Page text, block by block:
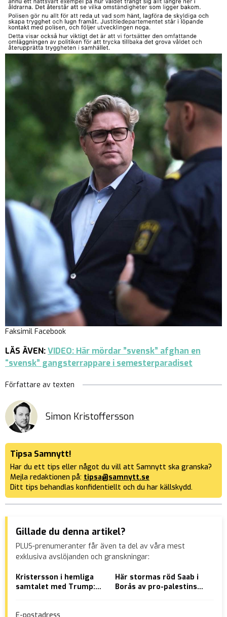
Faksimil Facebook
LÄS ÄVEN:VIDEO: Här mördar ”svensk” afghan en
“svensk” gangsterrappare i semesterparadiset
Författare av texten
Simon Kristoffersson
Tipsa Samnytt!
Har du ett tips eller något du vill att Samnytt ska granska?
Mejla redaktionen på: tipsa@samnytt.se
Ditt tips behandlas konfidentiellt och du har källskydd.
Gillade du denna artikel?
PLUS-prenumeranter får även ta del av våra mest
exklusiva avslöjanden och granskningar:
Kristersson i hemliga
samtalet med Trump:
Här stormas röd Saab i
Borås av pro-palestinska